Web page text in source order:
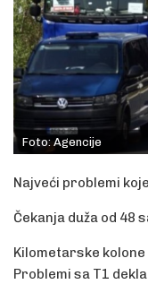
Foto: Agencije
Najveći problemi
Čekanja duža od 48
Kilometarske kolone
Problemi sa T1